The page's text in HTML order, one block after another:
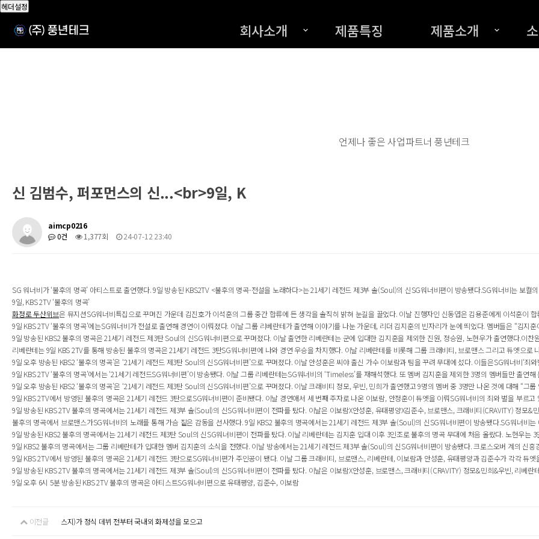
회사소개 제품특징 제품소개
헤더설정
언제나 좋은 사업파트너 풍년테크
신 김범수, 퍼포먼스의 신...<br>9일, K
aimcp0216
0건
1,377회 24-07-12 23:40
SG 워너비가 ‘불후의 명곡’ 아티스트로 출연했다. 9일 방송된 KBS2TV <불후의 명곡-전설을 노래하다>는 21세기 레전드 제3부 솔(Soul)의 신SG워너비편이 방송됐다.SG워너비는 보컬
9일, KBS 2TV ‘불후의 명곡’
화정로 두산위브은 뮤지션SG워너비특집으로 꾸며진 가운데 김진호가 이석훈의 그룹 중간 합류에 든 생각을 솔직히 밝혀 눈길을 끌었다. 이날 진행자인 신동엽은 김용준에게 이석훈이 합
9일 KBS 2TV ‘불후의 명곡’에는SG워너비가 전설로 출연해 경연이 이뤄졌다. 이날 그룹 리베란테가 출연해 이야기를 나눈 가운데, 리더 김지훈의 빈자리가 눈에 띄었다. 멤버들은 “김지
9일 방송된 KBS2 불후의 명곡은 21세기 레전드 제3탄 Soul의 신SG워너비편으로 꾸며졌다. 이날 출연한 리베란테는 군에 입대한 김지훈을 제외한 진원, 정승원, 노현우가 출연했다.이찬
리베란테는 9일 KBS 2TV를 통해 방송된 불후의 명곡은 21세기 레전드 3탄SG워너비편에 나와 경연 우승을 차지했다. 이날 리베란테를 비롯해 그룹 크래비티, 브로맨스 그리고 듀엣으로
9일 오후 방송된 KBS2 ‘불후의 명곡’은 ‘21세기 레전드 제3탄 Soul의 신SG워너비편’으로 꾸며졌다. 이날 안성훈은 씨야 출신 가수 이보람과 팀을 꾸려 무대에 섰다. 이들은SG워너비‘죄
9일 KBS 2TV ‘불후의 명곡’에서는 ‘21세기 레전드SG워너비편’이 방송됐다. 이날 그룹 리베란테는SG워너비의 ‘Timeless’를 재해석했다. 또 멤버 김지훈을 제외한 3명의 멤버들만 출연해
9일 오후 방송된 KBS2 ‘불후의 명곡’은 ‘21세기 레전드 제3탄 Soul의 신SG워너비편’으로 꾸며졌다. 이날 크래비티 정모, 우빈, 민희가 출연했고 9명의 멤버 중 3명만 나온 것에 대해 “그
9일 KBS 2TV에서 방영된 불후의 명곡은 21세기 레전드 3탄으로SG워너비편이 준비됐다. 이날 경연애서 세 번째 주자로 나온 이보람, 안정훈이 듀엣을 이뤄SG워너비의 죄와 벌을 부르고
9일 방송된 KBS 2TV 불후의 명곡에서는 21세기 레전드 제3부 솔(Soul)의 신SG워너비편이 전파를 탔다. 이날은 이보람X안성훈, 유태평양X김준수, 브로맨스, 크래비티(CRAVITY) 정모&
불후의 명곡에서 브로맨스가SG워너비의 노래를 통해 가슴 짙은 감동을 선사했다. 9일 KBS2 불후의 명곡에서는 21세기 레전드 제3부 솔(Soul)의 신SG워너비편이 방송됐다.SG워너비
9일 방송된 KBS2 불후의 명곡에서는 21세기 레전드 제3탄 Soul의 신SG워너비편이 전파를 탔다. 이날 리베란테는 김지훈 입대 이후 3인조로 불후의 명곡 무대에 처음 올랐다. 노현우는 3
9일 KBS2 불후의 명곡에서는 그룹 리베란테가 입대한 멤버 김지훈의 소식을 전했다. 이날 방송에서는 21세기 레전드 제3부 솔(Soul)의 신SG워너비편이 방송됐다. 크로스오버 계의 신흥
9일 KBS 2TV에서 방영된 불후의 명곡은 21세기 레전드 3탄으로SG워너비편가 주인공이 됐다. 이날 그룹 크래비티, 브로맨스, 리베란테, 이보람과 안성훈, 유태평양과 김준수가 각각 듀
9일 방송된 KBS 2TV 불후의 명곡에서는 21세기 레전드 제3부 솔(Soul)의 신SG워너비편이 전파를 탔다. 이날은 이보람X안성훈, 브로맨스, 크래비티(CRAVITY) 정모&민희&우빈, 리베란
9일 오후 6시 5분 방송된 KBS 2TV 불후의 명곡은 아티스트SG워너비편으로 유태평양, 김준수, 이보람
이전글 스지)가 정식 데뷔 전부터 국내외 화제성을 모으고